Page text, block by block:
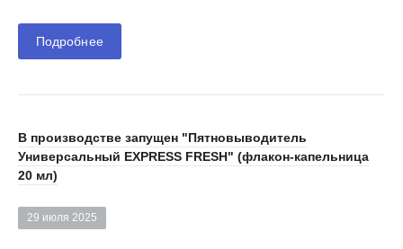
Подробнее
В производстве запущен "Пятновыводитель
Универсальный EXPRESS FRESH" (флакон-капельница
20 мл)
29 июля 2025